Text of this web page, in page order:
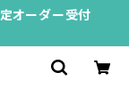
オーダー受付